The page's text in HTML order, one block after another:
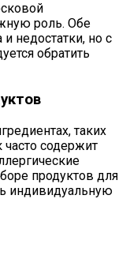
роль. Обе
недостатки, но с
обратить
таких
содержит
продуктов для
индивидуальную